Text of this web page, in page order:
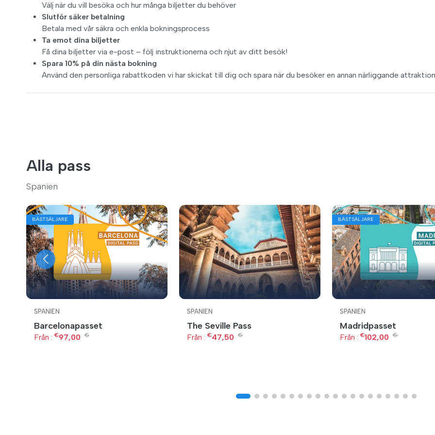
Välj när du vill besöka och hur många biljetter du behöver
Slutför säker betalning
Betala med vår säkra och enkla bokningsprocess
Ta emot dina biljetter
Få dina biljetter via e-post – följ instruktionerna och njut av ditt besök!
Spara 10% på din nästa bokning
Använd den personliga rabattkoden vi har skickat till dig och spara när du besöker en annan närliggande attraktion
Alla pass
Spanien
BÄSTSÄLJARE
SPANIEN
Barcelonapasset
Från : €97,00 €
SPANIEN
The Seville Pass
Från : €47,50 €
BÄSTSÄLJARE
SPANIEN
Madridpasset
Från : €102,00 €